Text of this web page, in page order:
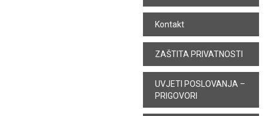
Kontakt
ZAŠTITA PRIVATNOSTI
UVJETI POSLOVANJA –
PRIGOVORI